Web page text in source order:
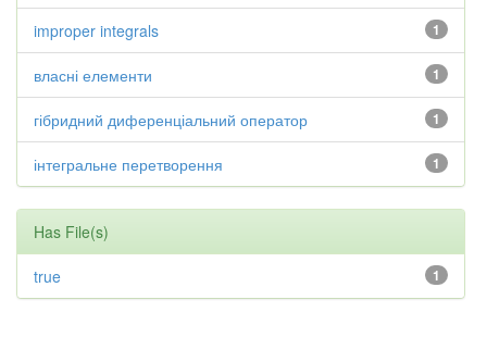
1
improper integrals
1
власні елементи
1
гібридний диференціальний оператор
1
інтегральне перетворення
Has File(s)
1
true